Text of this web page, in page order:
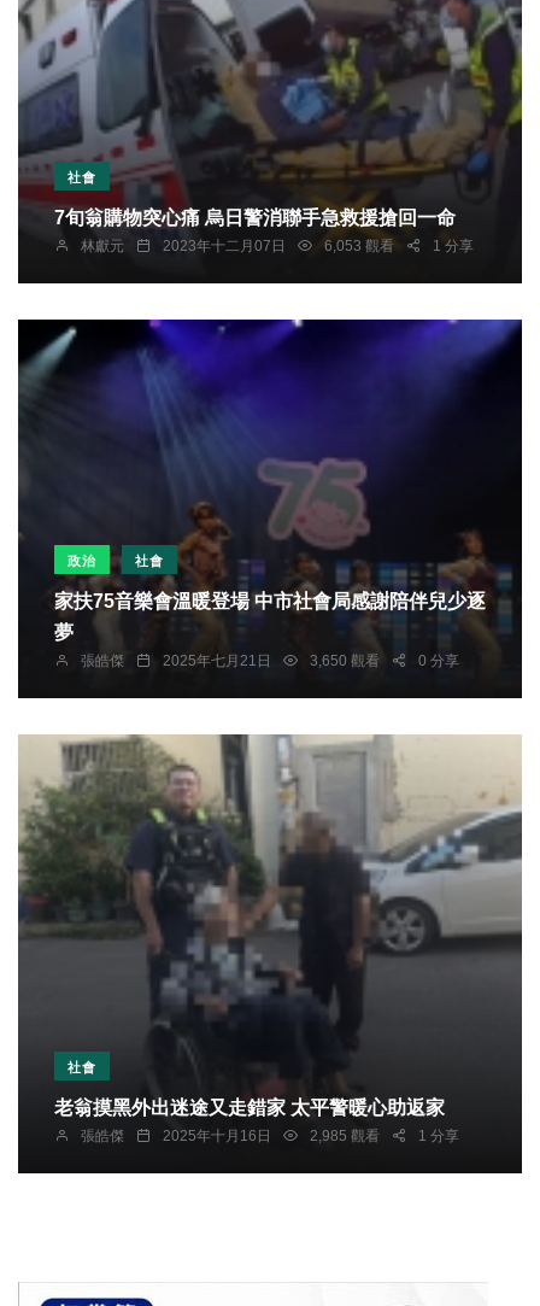
社會
7旬翁購物突心痛 烏日警消聯手急救援搶回一命
林獻元 2023年十二月07日 6,053 觀看 1 分享
政治 社會
家扶75音樂會溫暖登場 中市社會局感謝陪伴兒少逐
夢
張皓傑 2025年七月21日 3,650 觀看 0 分享
社會
老翁摸黑外出迷途又走錯家 太平警暖心助返家
張皓傑 2025年十月16日 2,985 觀看 1 分享